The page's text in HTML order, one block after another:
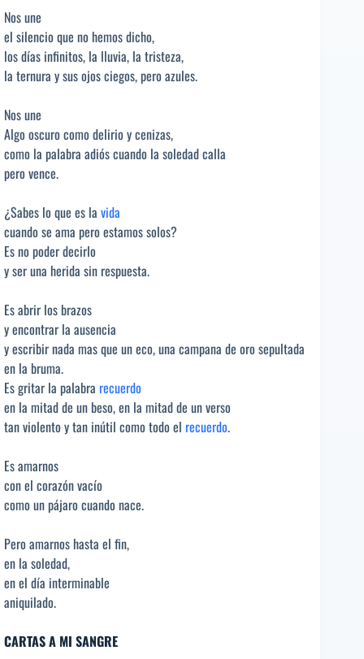
Nos une
el silencio que no hemos dicho,
los días infinitos, la lluvia, la tristeza,
la ternura y sus ojos ciegos, pero azules.
Nos une
Algo oscuro como delirio y cenizas,
como la palabra adiós cuando la soledad calla
pero vence.
¿Sabes lo que es la vida
cuando se ama pero estamos solos?
Es no poder decirlo
y ser una herida sin respuesta.
Es abrir los brazos
y encontrar la ausencia
y escribir nada mas que un eco, una campana de oro sepultada
en la bruma.
Es gritar la palabra recuerdo
en la mitad de un beso, en la mitad de un verso
tan violento y tan inútil como todo el recuerdo.
Es amarnos
con el corazón vacío
como un pájaro cuando nace.
Pero amarnos hasta el fin,
en la soledad,
en el día interminable
aniquilado.
CARTAS A MI SANGRE